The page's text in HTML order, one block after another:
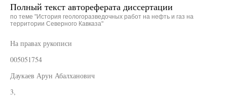
Полный текст автореферата диссертации
по теме "История геологоразведочных работ на нефть и газ на
территории Северного Кавказа"
На правах рукописи
005051754
Даукаев Арун Абалханович
3,